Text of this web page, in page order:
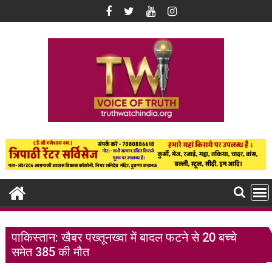
to
पाकिस्तान: खैबर पख्तूनख्वा में बादल फटने से 20 बच्चे
समेत 385 की मौत